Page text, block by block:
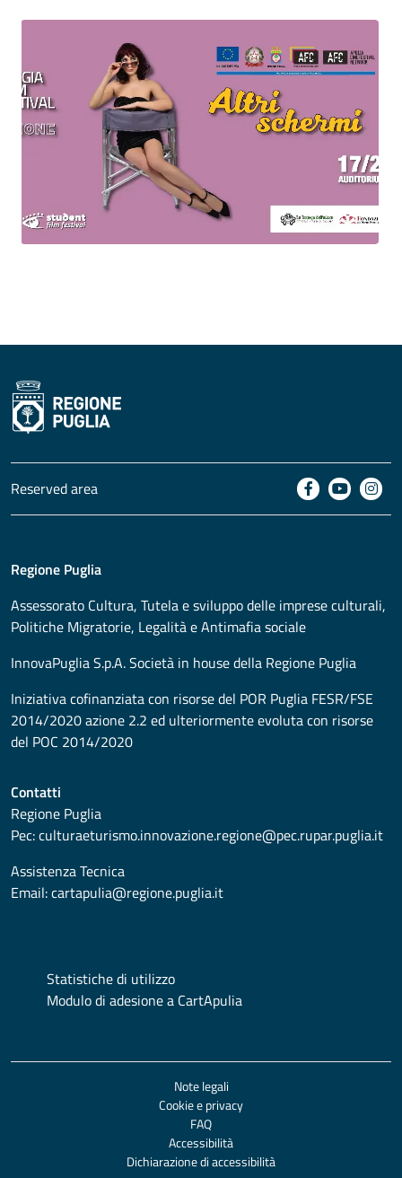
Reserved area
Regione Puglia
Assessorato Cultura, Tutela e sviluppo delle imprese culturali,
Politiche Migratorie, Legalità e Antimafia sociale
InnovaPuglia S.p.A. Società in house della Regione Puglia
Iniziativa cofinanziata con risorse del POR Puglia FESR/FSE
2014/2020 azione 2.2 ed ulteriormente evoluta con risorse
del POC 2014/2020
Contatti
Regione Puglia
Pec:culturaeturismo.innovazione.regione@pec.rupar.puglia.it
Assistenza Tecnica
Email:cartapulia@regione.puglia.it
Statistiche di utilizzo
Modulo di adesione a CartApulia
Note legali
Cookie e privacy
FAQ
Accessibilità
Dichiarazione di accessibilità